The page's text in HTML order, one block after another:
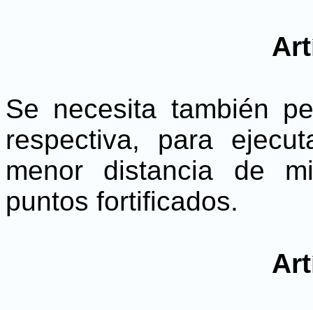
Se necesita también
respectiva, para
menor distancia de
puntos fortificados.